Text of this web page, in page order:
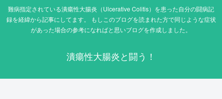
難病指定されている潰瘍性大腸炎（Ulcerative Colitis）を患った自分の闘病記
録を経緯から記事にしてます。 もしこのブログを読まれた方で同じような症状
があった場合の参考になればと思いブログを作成しました。
潰瘍性大腸炎と闘う！